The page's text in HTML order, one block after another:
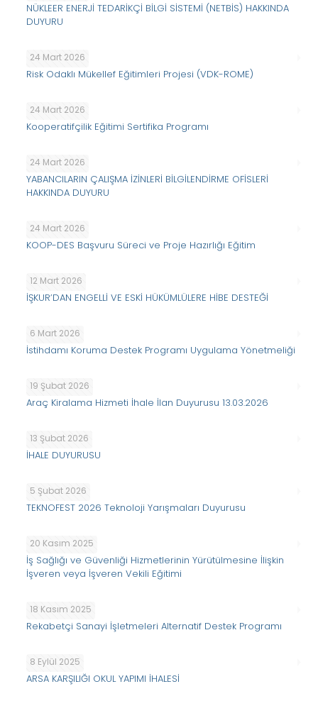
NÜKLEER ENERJİ TEDARİKÇİ BİLGİ SİSTEMİ (NETBİS) HAKKINDA
DUYURU
24 Mart 2026
Risk Odaklı Mükellef Eğitimleri Projesi (VDK-ROME)
24 Mart 2026
Kooperatifçilik Eğitimi Sertifika Programı
24 Mart 2026
YABANCILARIN ÇALIŞMA İZİNLERİ BİLGİLENDİRME OFİSLERİ
HAKKINDA DUYURU
24 Mart 2026
KOOP-DES Başvuru Süreci ve Proje Hazırlığı Eğitim
12 Mart 2026
İŞKUR’DAN ENGELLİ VE ESKİ HÜKÜMLÜLERE HİBE DESTEĞİ
6 Mart 2026
İstihdamı Koruma Destek Programı Uygulama Yönetmeliği
19 Şubat 2026
Araç Kiralama Hizmeti İhale İlan Duyurusu 13.03.2026
13 Şubat 2026
İHALE DUYURUSU
5 Şubat 2026
TEKNOFEST 2026 Teknoloji Yarışmaları Duyurusu
20 Kasım 2025
İş Sağlığı ve Güvenliği Hizmetlerinin Yürütülmesine İlişkin
İşveren veya İşveren Vekili Eğitimi
18 Kasım 2025
Rekabetçi Sanayi İşletmeleri Alternatif Destek Programı
8 Eylül 2025
ARSA KARŞILIĞI OKUL YAPIMI İHALESİ